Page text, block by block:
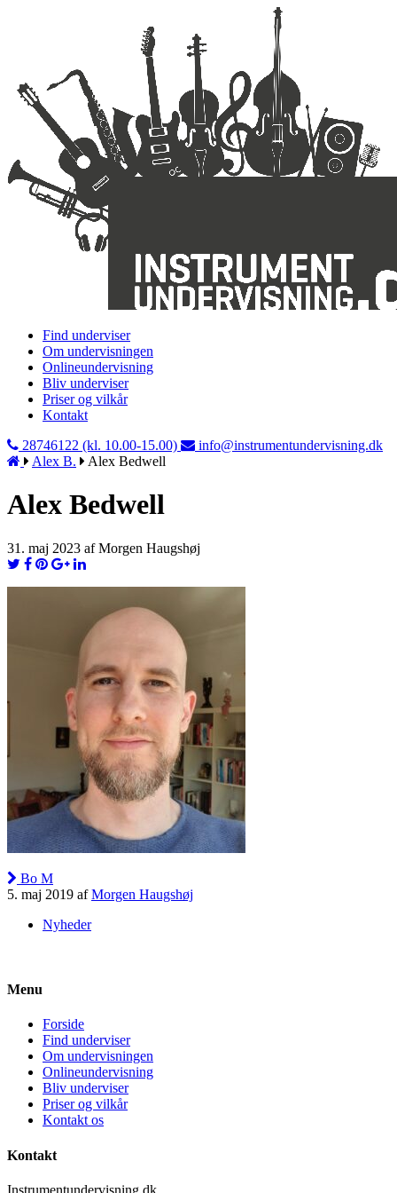
Find underviser
Om undervisningen
Onlineundervisning
Bliv underviser
Priser og vilkår
Kontakt
28746122 (kl. 10.00-15.00)
info@instrumentundervisning.dk
Alex B.
Alex Bedwell
Alex Bedwell
31. maj 2023 af Morgen Haugshøj
Bo M
5. maj 2019 afMorgen Haugshøj
Nyheder
Menu
Forside
Find underviser
Om undervisningen
Onlineundervisning
Bliv underviser
Priser og vilkår
Kontakt os
Kontakt
Instrumentundervisning.dk